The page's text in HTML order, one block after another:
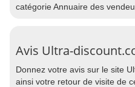
catégorie Annuaire des
Avis Ultra-
Donnez votre avis sur le site
ainsi votre retour de visite de